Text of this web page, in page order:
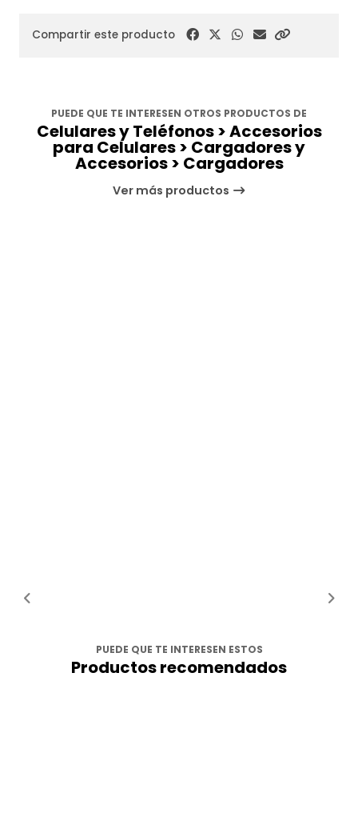
Compartir este producto
PUEDE QUE TE INTERESEN OTROS PRODUCTOS DE
Celulares y Teléfonos > Accesorios
para Celulares > Cargadores y
Accesorios > Cargadores
Ver más productos
PUEDE QUE TE INTERESEN ESTOS
Productos recomendados